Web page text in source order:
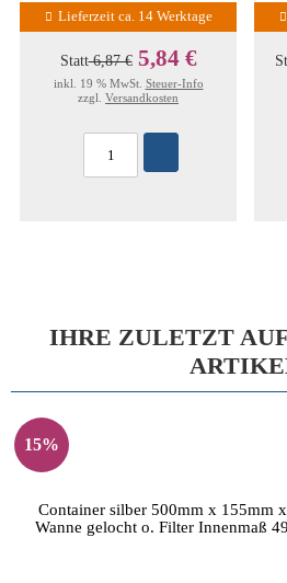
Lieferzeit ca. 14 Werktage
Statt6,87 € 5,84 €
inkl. 19 % MwSt. Steuer-Info
zzgl. Versandkosten
IHRE ZULETZT
15%
Container silber 500mm x 155mm
Wanne gelocht o. Filter Innenmaß